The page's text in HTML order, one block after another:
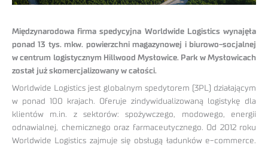
Międzynarodowa firma spedycyjna Worldwide Logistics wynajęła
ponad 13 tys. mkw. powierzchni magazynowej i biurowo-socjalnej
w centrum logistycznym Hillwood Mysłowice. Park w Mysłowicach
został już skomercjalizowany w całości.
Worldwide Logistics jest globalnym spedytorem (3PL) działającym
w ponad 100 krajach. Oferuje zindywidualizowaną logistykę dla
klientów m.in. z sektorów: spożywczego, modowego, energii
odnawialnej, chemicznego oraz farmaceutycznego. Od 2012 roku
Worldwide Logistics zajmuje się obsługą ładunków e-commerce.